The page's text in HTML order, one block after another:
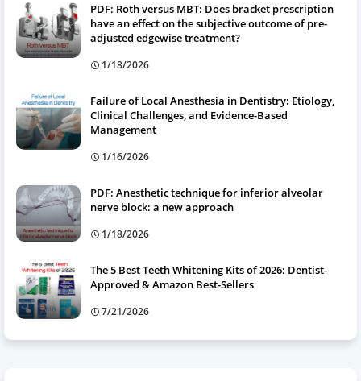
PDF: Roth versus MBT: Does bracket prescription
have an effect on the subjective outcome of pre-
adjusted edgewise treatment?
1/18/2026
Failure of Local Anesthesia in Dentistry: Etiology,
Clinical Challenges, and Evidence-Based
Management
1/16/2026
PDF: Anesthetic technique for inferior alveolar
nerve block: a new approach
1/18/2026
The 5 Best Teeth Whitening Kits of 2026: Dentist-
Approved & Amazon Best-Sellers
7/21/2026